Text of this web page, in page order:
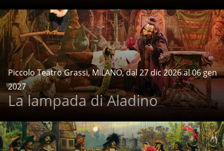
Piccolo Teatro Grassi, MILANO, dal 27 dic 2026 al 06 gen
2027
La lampada di Aladino